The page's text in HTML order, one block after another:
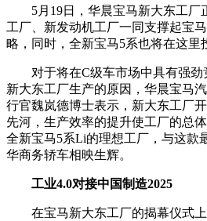
5月19日，华晨宝马新大东工
工厂、新发动机工厂一同支撑起宝
略，同时，全新宝马5系也将在这里
对于将在C级车市场中具有强劲
新大东工厂生产的原因，华晨宝马
行官魏岚德博士表示，新大东工厂
先河，生产效率的提升使工厂的总
全新宝马5系Li的理想工厂，与这款
华商务轿车相映生辉。
工业4.0对接中国制造2025
在宝马新大东工厂的揭幕仪式